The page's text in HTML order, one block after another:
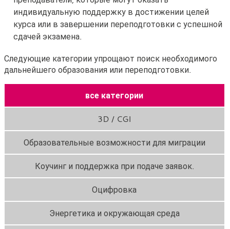
индивидуальную поддержку в достижении целей
курса или в завершении переподготовки с успешной
сдачей экзамена.
Следующие категории упрощают поиск необходимого
дальнейшего образования или переподготовки.
все категории
3D / CGI
Образовательные возможности для миграции
Коучинг и поддержка при подаче заявок.
Оцифровка
Энергетика и окружающая среда